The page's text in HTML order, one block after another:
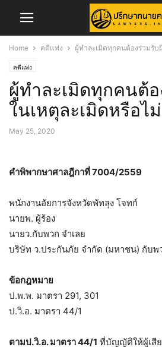
Home คดีแพ่ง ผู้ทำละเมิดทุกคนต้องร่วมรับ
คดีแพ่ง
ผู้ทำละเมิดทุกคนต้
ในเหตุละเมิดหรือไม่
May 25, 2020
คำพิพากษาศาลฎีกาที่ 7004/2559
พนักงานอัยการจังหวัดพัทลุง โจทก์
นายพ. ผู้ร้อง
นายว.กับพวก จำเลย
บริษัท ว.ประกันภัย จำกัด (มหาชน) กับพ
ข้อกฎหมาย
ป.พ.พ. มาตรา 291, 301
ป.วิ.อ. มาตรา 44/1
ตามป.วิ.อ. มาตรา 44/1 ที่บัญญัติให้ผู้เสี